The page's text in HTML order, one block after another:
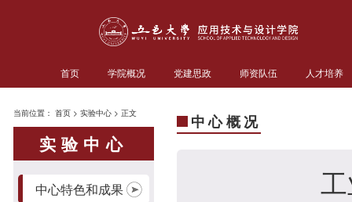
首页 学院概况 党建思政 师资队伍 人才培养
当前位置： 首页 >实验中心 > 正文
实验中心
中心特色和成果
中心概况